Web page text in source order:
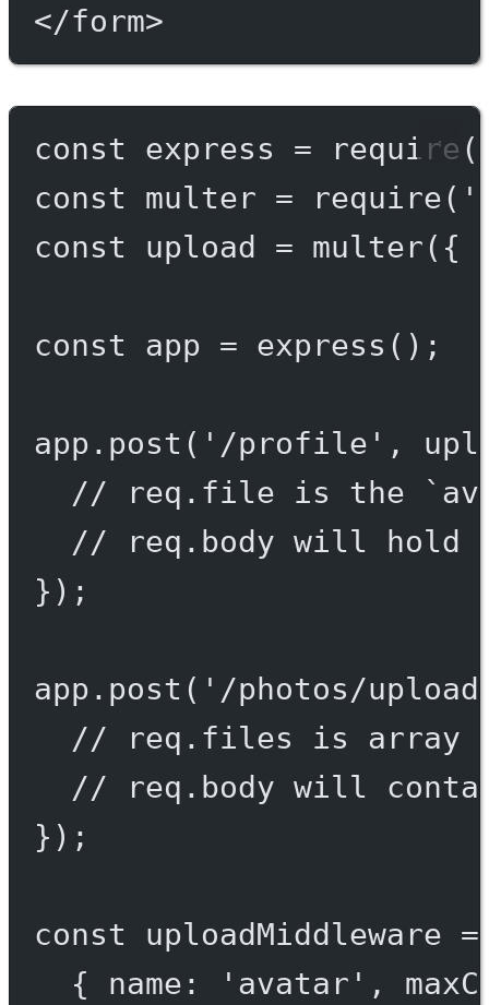
</form>
const express = require (
const
multer = require(
const
upload = multer({
const app = express ();
app. post ( '/profile' ,
// req.file is the
// req.body will hold
});
app. post ( '/photos/
// req.files is array
// req.body will
});
const uploadMiddleware =
{ name:
'avatar' ,